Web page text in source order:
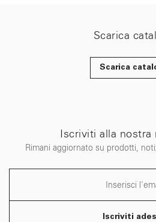
Scarica
Scarica
Iscriviti alla
Rimani aggiornato su prodotti,
Iscriviti